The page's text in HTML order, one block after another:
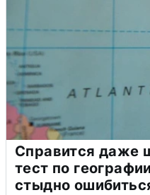
Справится даже
тест по
стыдно